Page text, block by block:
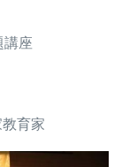
講座
育家